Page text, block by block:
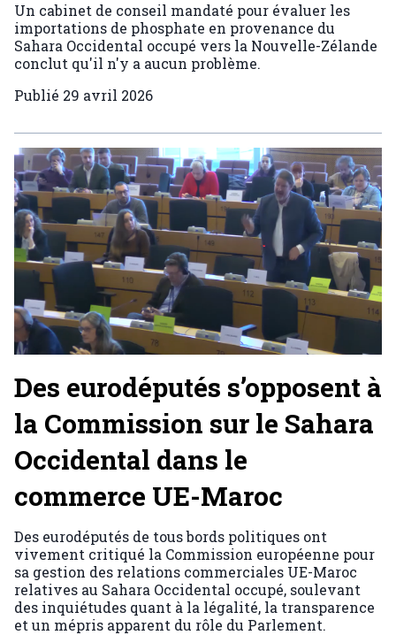
Un cabinet de conseil mandaté pour évaluer les
importations de phosphate en provenance du
Sahara Occidental occupé vers la Nouvelle-Zélande
conclut qu'il n'y a aucun problème.
Publié 29 avril 2026
Des eurodéputés s’opposent à
la Commission sur le Sahara
Occidental dans le
commerce UE-Maroc
Des eurodéputés de tous bords politiques ont
vivement critiqué la Commission européenne pour
sa gestion des relations commerciales UE-Maroc
relatives au Sahara Occidental occupé, soulevant
des inquiétudes quant à la légalité, la transparence
et un mépris apparent du rôle du Parlement.